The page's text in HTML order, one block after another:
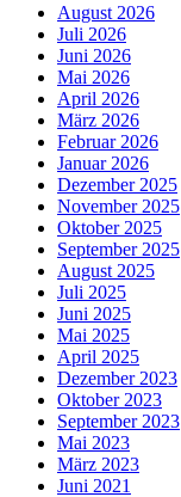
August 2026
Juli 2026
Juni 2026
Mai 2026
April 2026
März 2026
Februar 2026
Januar 2026
Dezember 2025
November 2025
Oktober 2025
September 2025
August 2025
Juli 2025
Juni 2025
Mai 2025
April 2025
Dezember 2023
Oktober 2023
September 2023
Mai 2023
März 2023
Juni 2021